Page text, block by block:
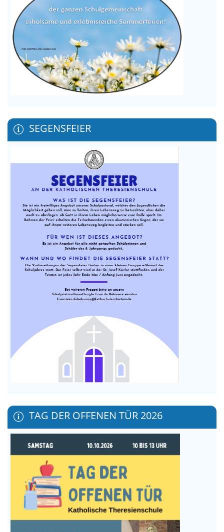
SEGENSFEIER
TAG DER OFFENEN TÜR 2026